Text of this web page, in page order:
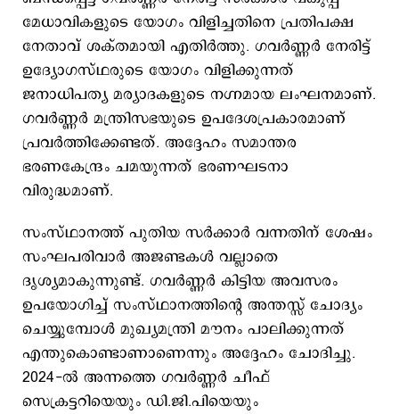
മേധാവികളുടെ യോഗം വിളിച്ചതിനെ പ്രതിപക്ഷ
നേതാവ് ശക്തമായി എതിർത്തു. ഗവർണ്ണർ നേരിട്ട്
ഉദ്യോഗസ്ഥരുടെ യോഗം വിളിക്കുന്നത്
ജനാധിപത്യ മര്യാദകളുടെ നഗ്നമായ ലംഘനമാണ്.
ഗവർണ്ണർ മന്ത്രിസഭയുടെ ഉപദേശപ്രകാരമാണ്
പ്രവർത്തിക്കേണ്ടത്. അദ്ദേഹം സമാന്തര
ഭരണകേന്ദ്രം ചമയുന്നത് ഭരണഘടനാ
വിരുദ്ധമാണ്.
സംസ്ഥാനത്ത് പുതിയ സർക്കാർ വന്നതിന് ശേഷം
സംഘപരിവാർ അജണ്ടകൾ വല്ലാതെ
ദൃശ്യമാകുന്നുണ്ട്. ഗവർണ്ണർ കിട്ടിയ അവസരം
ഉപയോഗിച്ച് സംസ്ഥാനത്തിന്റെ അന്തസ്സ് ചോദ്യം
ചെയ്യുമ്പോൾ മുഖ്യമന്ത്രി മൗനം പാലിക്കുന്നത്
എന്തുകൊണ്ടാണാണെന്നും അദ്ദേഹം ചോദിച്ചു.
2024-ൽ അന്നത്തെ ഗവർണ്ണർ ചീഫ്
സെക്രട്ടറിയെയും ഡി.ജി.പിയെയും